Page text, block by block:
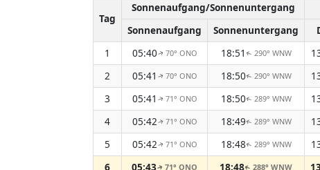
Tag
Sonnenaufgang/Sonnenuntergang
Sonnenaufgang
Sonnenuntergang
1
05:40↑ 70° ONO 18:51 ↑ 290° WNW
2
05:41 ↑ 70° ONO 18:50↑ 290° WNW
3
05:41 ↑ 71° ONO 18:50↑ 289° WNW
4
05:42↑ 71° ONO 18:49↑ 289° WNW
5
05:42↑ 71° ONO 18:48↑ 289° WNW
6
05:43↑71° ONO 18:48↑288° WNW